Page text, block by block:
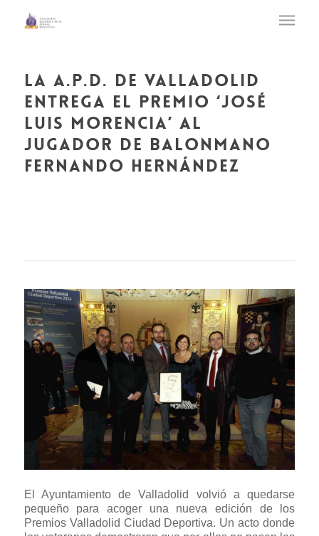
la a.p.d. de valladolid
entrega el premio ‘josé
luis morencia’ al
jugador de balonmano
fernando hernández
El Ayuntamiento de Valladolid volvió a quedarse
pequeño para acoger una nueva edición de los
Premios Valladolid Ciudad Deportiva. Un acto donde